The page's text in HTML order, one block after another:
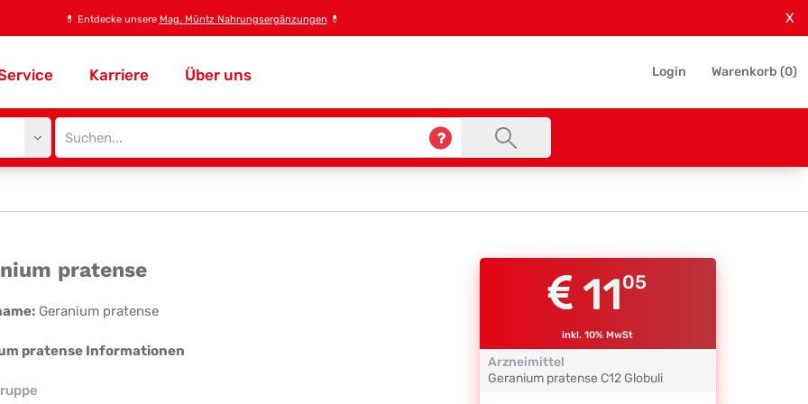
💊 Entdecke unsere Mag. Müntz Nahrungsergänzungen 💊 X
Karriere Über uns Login Warenkorb (0)
Site
search
pratense
Geranium pratense
pratense Informationen
1105
inkl. 10% MwSt
Arzneimittel
Geranium pratense C12 Globuli